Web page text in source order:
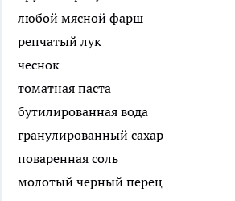
любой мясной фарш
репчатый лук
чеснок
томатная паста
бутилированная вода
гранулированный сахар
поваренная соль
молотый черный перец